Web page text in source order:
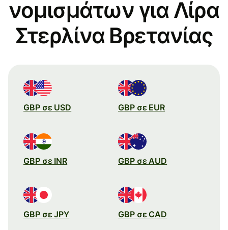
νομισμάτων για Λίρα
Στερλίνα Βρετανίας
GBP σε USD GBP σε EUR
GBP σε INR GBP σε AUD
GBP σε JPY GBP σε CAD